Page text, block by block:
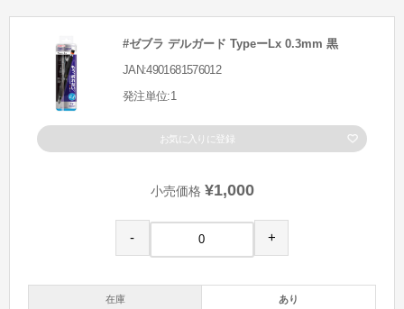
#ゼブラ デルガード TypeーLx 0.3mm 黒
JAN:4901681576012
発注単位:1
お気に入りに登録
小売価格 ¥1,000
- +
在庫 あり